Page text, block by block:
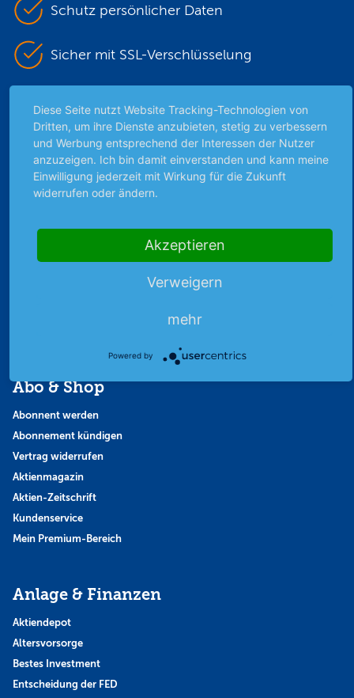
Schutz persönlicher Daten
Sicher mit SSL-Verschlüsselung
Highlights
Archiv
Börsenbericht
Börsengerüchte
Börsennews
Abo & Shop
Abonnent werden
Abonnement kündigen
Vertrag widerrufen
Aktienmagazin
Aktien-Zeitschrift
Kundenservice
Mein Premium-Bereich
Anlage & Finanzen
Aktiendepot
Altersvorsorge
Bestes Investment
Entscheidung der FED
Diese Seite nutzt Website Tracking-Technologien von
Dritten, um ihre Dienste anzubieten, stetig zu verbessern
und Werbung entsprechend der Interessen der Nutzer
anzuzeigen. Ich bin damit einverstanden und kann meine
Einwilligung jederzeit mit Wirkung für die Zukunft
widerrufen oder ändern.
Akzeptieren
Verweigern
mehr
Powered by